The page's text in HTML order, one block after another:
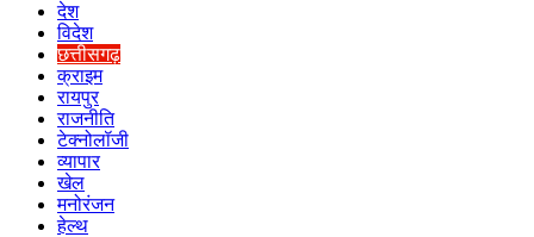
देश
विदेश
छत्तीसगढ़
क्राइम
रायपुर
राजनीति
टेक्नोलॉजी
व्यापार
खेल
मनोरंजन
हेल्थ